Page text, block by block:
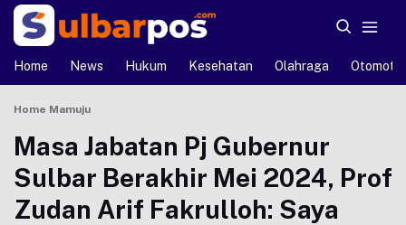
Home News Hukum Kesehatan Olahraga Otomotif
Home Mamuju
Masa Jabatan Pj Gubernur
Sulbar Berakhir Mei 2024, Prof
Zudan Arif Fakrulloh: Saya